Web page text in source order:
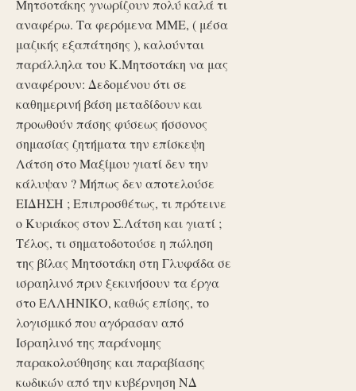
Μητσοτάκης γνωρίζουν πολύ καλά τι
αναφέρω. Τα φερόμενα ΜΜΕ, ( μέσα
μαζικής εξαπάτησης ), καλούνται
παράλληλα του Κ.Μητσοτάκη να μας
αναφέρουν: Δεδομένου ότι σε
καθημερινή βάση μεταδίδουν και
προωθούν πάσης φύσεως ήσσονος
σημασίας ζητήματα την επίσκεψη
Λάτση στο Μαξίμου γιατί δεν την
κάλυψαν ? Μήπως δεν αποτελούσε
ΕΙΔΗΣΗ ; Επιπροσθέτως, τι πρότεινε
ο Κυριάκος στον Σ.Λάτση και γιατί ;
Τέλος, τι σηματοδοτούσε η πώληση
της βίλας Μητσοτάκη στη Γλυφάδα σε
ισραηλινό πριν ξεκινήσουν τα έργα
στο ΕΛΛΗΝΙΚΟ, καθώς επίσης, το
λογισμικό που αγόρασαν από
Ισραηλινό της παράνομης
παρακολούθησης και παραβίασης
κωδικών από την κυβέρνηση ΝΔ